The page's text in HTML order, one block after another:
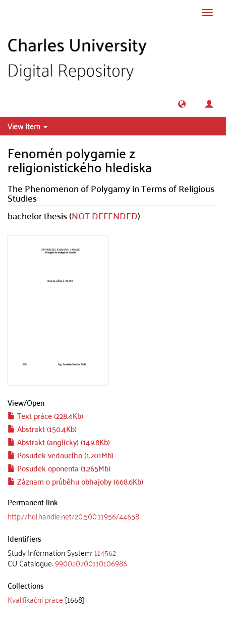
View Item
Fenomén polygamie z
religionistického hlediska
The Phenomenon of Polygamy in Terms of Religious
Studies
bachelor thesis (NOT DEFENDED)
View/Open
Text práce (228.4Kb)
Abstrakt (150.4Kb)
Abstrakt (anglicky) (149.8Kb)
Posudek vedoucího (1.201Mb)
Posudek oponenta (1.265Mb)
Záznam o průběhu obhajoby (668.6Kb)
Permanent link
http://hdl.handle.net/20.500.11956/44658
Identifiers
Study Information System:114562
CU Catalogue:990020700110106986
Collections
Kvalifikační práce [1668]